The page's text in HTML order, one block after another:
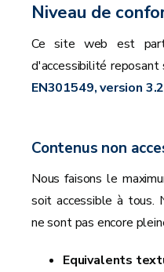
Niveau de
Ce site web est
d'accessibilité
EN301549, version
Contenus non
Nous faisons le
soit accessible à tous.
ne sont pas encore
Equivalents